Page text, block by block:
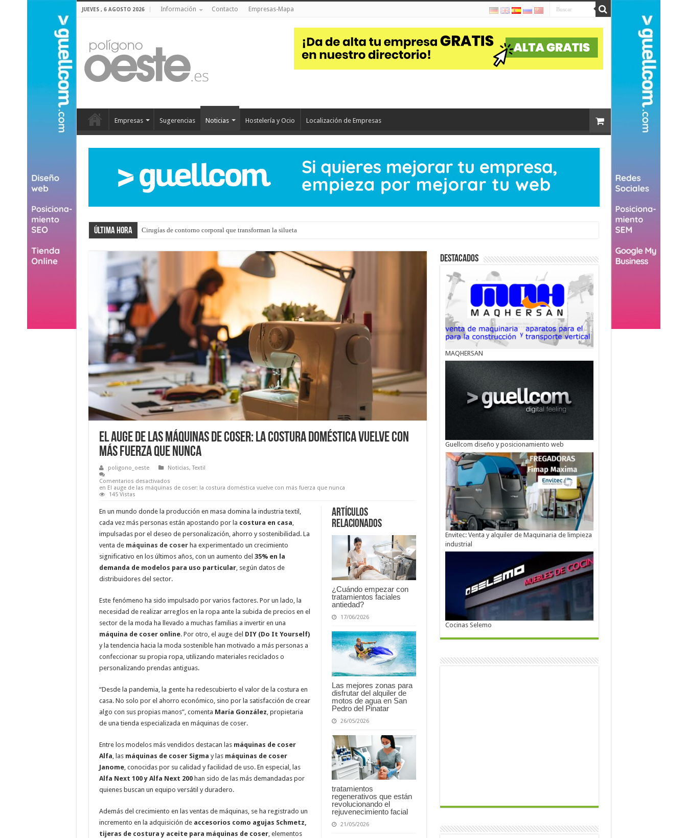
JUEVES , 6 AGOSTO 2026 Información Contacto Empresas-Mapa
Empresas Sugerencias Noticias Hostelería y Ocio Localización de Empresas
Última hora Cirugías de contorno corporal que transforman la silueta
El auge de las máquinas de coser: la costura doméstica vuelve con
más fuerza que nunca
poligono_oeste Noticias,Textil
Comentarios desactivados
en El auge de las máquinas de coser: la costura doméstica vuelve con más fuerza que nunca
145 Vistas
Artículos
relacionados
¿Cuándo empezar con
tratamientos faciales
antiedad?
17/06/2026
Las mejores zonas para
disfrutar del alquiler de
motos de agua en San
Pedro del Pinatar
26/05/2026
tratamientos
regenerativos que están
revolucionando el
rejuvenecimiento facial
21/05/2026
En un mundo donde la producción en masa domina la industria textil,
cada vez más personas están apostando por la costura en casa,
impulsadas por el deseo de personalización, ahorro y sostenibilidad. La
venta de máquinas de coserha experimentado un crecimiento
significativo en los últimos años, con un aumento del 35% en la
demanda de modelos para uso particular, según datos de
distribuidores del sector.
Este fenómeno ha sido impulsado por varios factores. Por un lado, la
necesidad de realizar arreglos en la ropa ante la subida de precios en el
sector de la moda ha llevado a muchas familias a invertir en una
máquina de coser online. Por otro, el auge del DIY (Do It Yourself)
y la tendencia hacia la moda sostenible han motivado a más personas a
confeccionar su propia ropa, utilizando materiales reciclados o
personalizando prendas antiguas.
“Desde la pandemia, la gente ha redescubierto el valor de la costura en
casa. No solo por el ahorro económico, sino por la satisfacción de crear
algo con sus propias manos”, comenta María González, propietaria
de una tienda especializada en máquinas de coser.
Entre los modelos más vendidos destacan las máquinas de coser
Alfa, las máquinas de coser Sigma y las máquinas de coser
Janome, conocidas por su calidad y facilidad de uso. En especial, las
Alfa Next 100 y Alfa Next 200han sido de las más demandadas por
quienes buscan un equipo versátil y duradero.
Además del crecimiento en las ventas de máquinas, se ha registrado un
incremento en la adquisición de accesorios como agujas Schmetz,
tijeras de costura y aceite para máquinas de coser, elementos
Destacados
MAQHERSAN
Guellcom diseño y posicionamiento web
Envitec: Venta y alquiler de Maquinaria de limpieza
industrial
Cocinas Selemo